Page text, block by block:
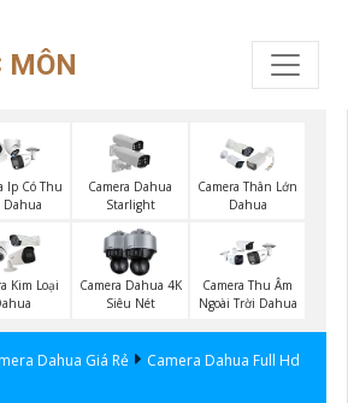
MÔN
Ip Có Thu
Dahua
Camera Dahua
Starlight
Camera Thân Lớn
Dahua
Kim Loại
Camera Dahua 4K
Siêu Nét
Camera Thu Âm
Ngoài Trời Dahua
Dahua Giá Rẻ
Camera Dahua Full Hd